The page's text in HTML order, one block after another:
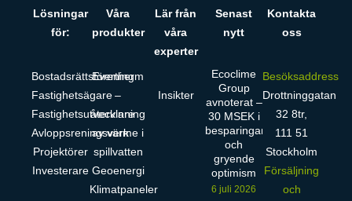
Lösningar
för:
Bostadsrättsförening
Fastighetsägare
Fastighetsutvecklare
Avloppsreningsverk
Projektörer
Investerare
Våra
produkter
Evertherm
–
återvinning
av värme i
spillvatten
Geoenergi
Klimatpaneler
Lär från
våra
experter
Insikter
Senast
nytt
Ecoclime
Group
avnoterat –
30 MSEK i
besparingar
och
gryende
optimism
6 juli 2026
Kontakta
oss
Besöksaddress
Drottninggatan
32 8tr,
111 51
Stockholm
Försäljning
och